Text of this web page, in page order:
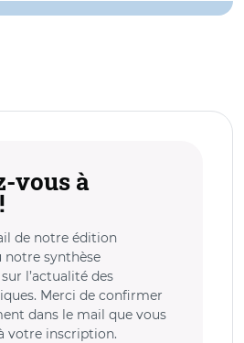
vous à
de notre édition
notre synthèse
l’actualité des
Merci de confirmer
dans le mail que vous
votre inscription.